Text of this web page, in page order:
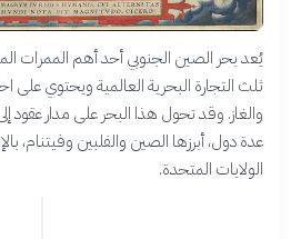
يُعد بحر الصين الجنوبي أحد أهم الممرات
ثلث التجارة البحرية العالمية ويحتوي على
والغاز. وقد تحول هذا البحر على مدار عقود
عدة دول، أبرزها الصين والفلبين وفيتنام،
الولايات المتحدة.